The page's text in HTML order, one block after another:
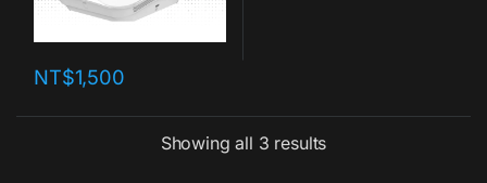
NT$1,500
Showing all 3 results